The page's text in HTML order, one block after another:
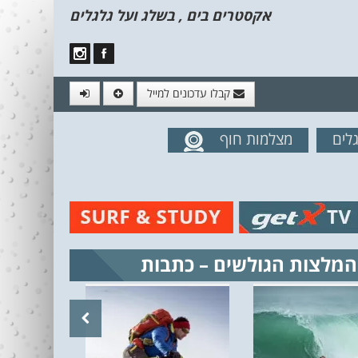
אקסטרים בים , בשלג ועל גלגלים
קבלו עדכונים למייל
מהאתרמצלמות חוף
המלצות הגולשים – כתבות